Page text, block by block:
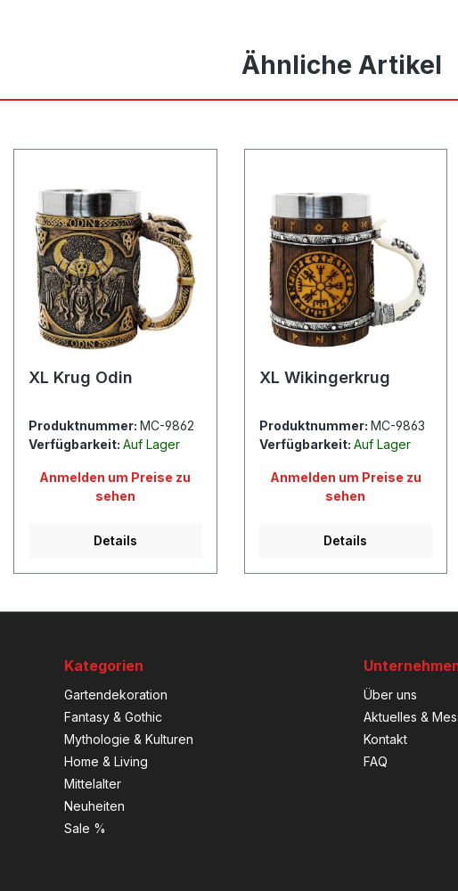
Ähnliche Artikel
XL Krug Odin
Produktnummer: MC-9862
Verfügbarkeit: Auf Lager
Anmelden um Preise zu
sehen
Details
XL Wikingerkrug
Produktnummer: MC-9863
Verfügbarkeit: Auf Lager
Anmelden um Preise zu
sehen
Details
Kategorien
Gartendekoration
Fantasy & Gothic
Mythologie & Kulturen
Home & Living
Mittelalter
Neuheiten
Sale %
Über uns
Aktuelles &
Kontakt
FAQ